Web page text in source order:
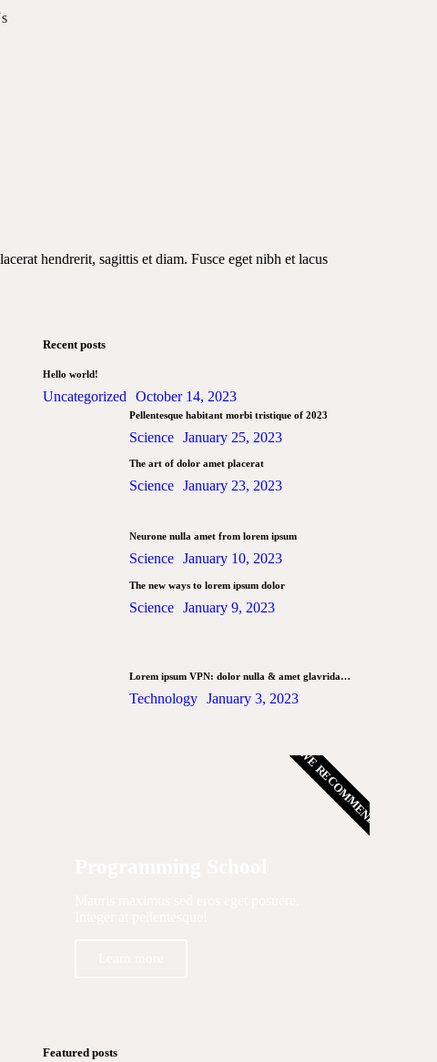
hendrerit, sagittis et diam. Fusce eget nibh et lacus
Recent posts
Hello world!
Uncategorized October 14, 2023
Pellentesque habitant morbi tristique of 2023
Science January 25, 2023
The art of dolor amet placerat
Science January 23, 2023
Neurone nulla amet from lorem ipsum
Science January 10, 2023
The new ways to lorem ipsum dolor
Science January 9, 2023
Lorem ipsum VPN: dolor nulla & amet glavrida…
Technology January 3, 2023
WE RECOMMEND
Featured posts